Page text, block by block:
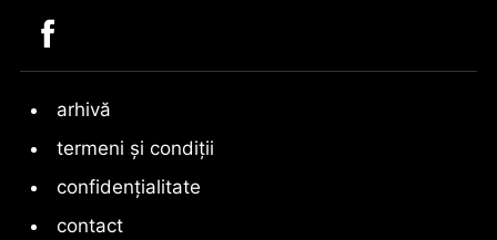
arhivă
termeni și condiții
confidențialitate
contact